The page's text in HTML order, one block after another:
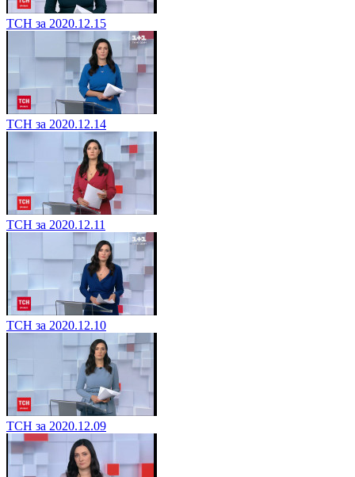
ТСН за 2020.12.15
ТСН за 2020.12.14
ТСН за 2020.12.11
ТСН за 2020.12.10
ТСН за 2020.12.09